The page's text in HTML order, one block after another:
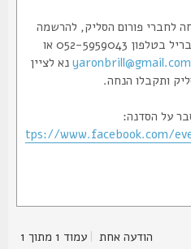
לחברי פורום הסליק, להרשמה
נא לפנות לירון בריל בטלפון 052-5959043 או
נא לציין
הנחה.
הסדנה:
https://
הודעה אחת |עמוד1מתוך1